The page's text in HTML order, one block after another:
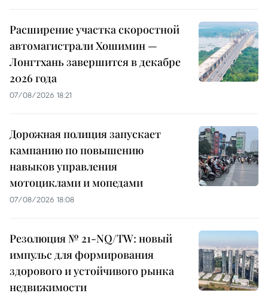
Расширение участка скоростной
автомагистрали Хошимин —
Лонгтхань завершится в декабре
2026 года
07/08/2026 18:21
Дорожная полиция запускает
кампанию по повышению
навыков управления
мотоциклами и мопедами
07/08/2026 18:08
Резолюция № 21-NQ/TW: новый
импульс для формирования
здорового и устойчивого рынка
недвижимости